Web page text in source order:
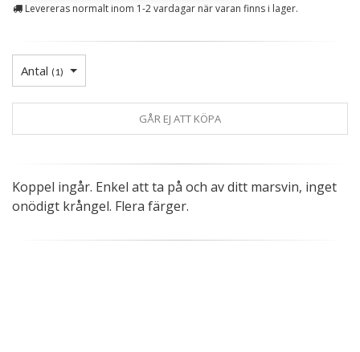
Levereras normalt inom 1-2 vardagar när varan finns i lager.
Antal (1)
GÅR EJ ATT KÖPA
Koppel ingår. Enkel att ta på och av ditt marsvin, inget
onödigt krångel. Flera färger.